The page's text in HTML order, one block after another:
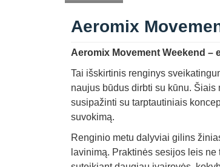
Aeromix
Aeromix Movement Weekend
Tai išskirtinis renginys
naujus būdus dirbti su kūnu.
susipažinti su tarptautiniais
suvokimą.
Renginio metu dalyviai gilins
lavinimą. Praktinės sesijos leis